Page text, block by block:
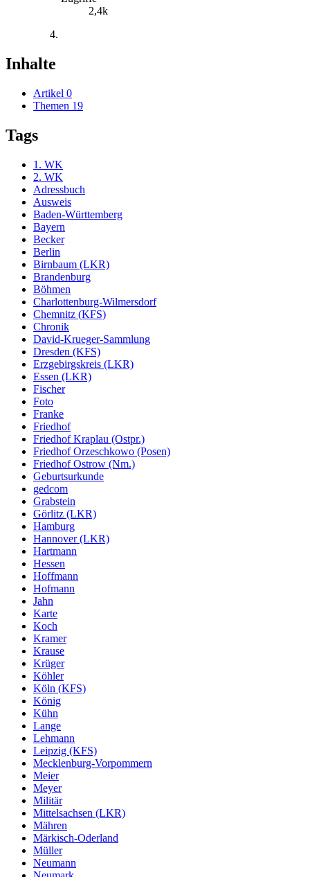
2,4k
Inhalte
Artikel 0
Themen 19
Tags
1. WK
2. WK
Adressbuch
Ausweis
Baden-Württemberg
Bayern
Becker
Berlin
Birnbaum (LKR)
Brandenburg
Böhmen
Charlottenburg-Wilmersdorf
Chemnitz (KFS)
Chronik
David-Krueger-Sammlung
Dresden (KFS)
Erzgebirgskreis (LKR)
Essen (LKR)
Fischer
Foto
Franke
Friedhof
Friedhof Kraplau (Ostpr.)
Friedhof Orzeschkowo (Posen)
Friedhof Ostrow (Nm.)
Geburtsurkunde
gedcom
Grabstein
Görlitz (LKR)
Hamburg
Hannover (LKR)
Hartmann
Hessen
Hoffmann
Hofmann
Jahn
Karte
Koch
Kramer
Krause
Krüger
Köhler
Köln (KFS)
König
Kühn
Lange
Lehmann
Leipzig (KFS)
Mecklenburg-Vorpommern
Meier
Meyer
Militär
Mittelsachsen (LKR)
Mähren
Märkisch-Oderland
Müller
Neumann